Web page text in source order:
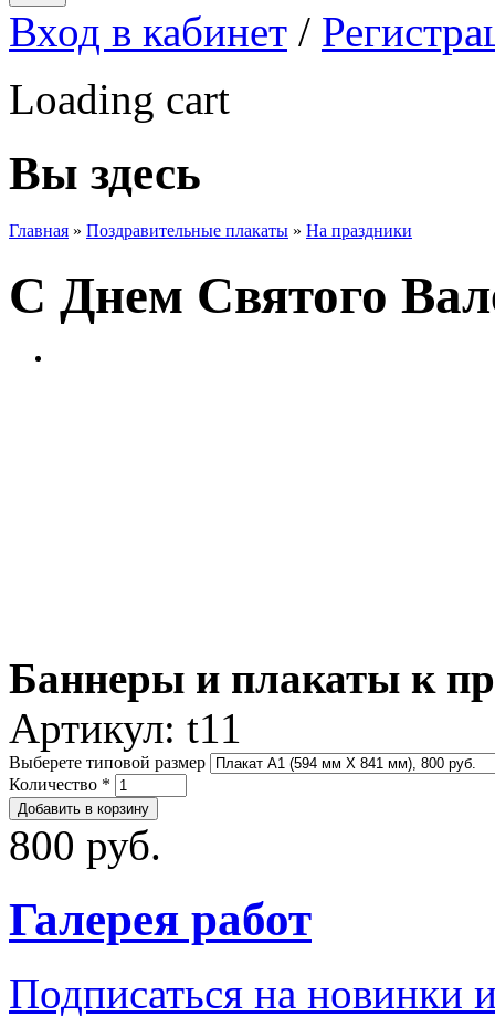
Вход в кабинет /
Loading cart
Вы здесь
Главная » Поздравительные плакаты » На праздники
С Днем Святого
Баннеры и плакаты к
Артикул: t11
Выберете типовой размер
Количество *
800 руб.
Галерея работ
Подписаться на новинки